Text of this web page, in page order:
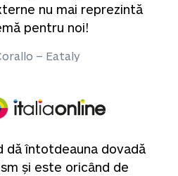
nu mai reprezintă
pentru noi!
– Eataly
dă întotdeauna dovadă
și este oricând de